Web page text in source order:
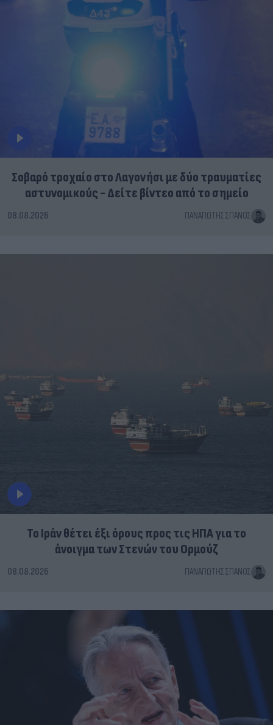
Σοβαρό τροχαίο στο Λαγονήσι με δύο τραυματίες
αστυνομικούς - Δείτε βίντεο από το σημείο
08.08.2026 ΠΑΝΑΓΙΏΤΗΣ ΣΠΑΝΌΣ
Το Ιράν θέτει έξι όρους προς τις ΗΠΑ για το
άνοιγμα των Στενών του Ορμούζ
08.08.2026 ΠΑΝΑΓΙΏΤΗΣ ΣΠΑΝΌΣ